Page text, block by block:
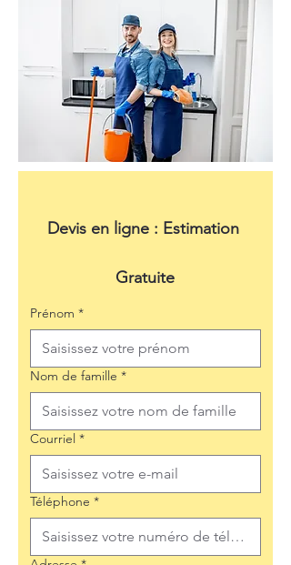
Devis en ligne : Estimation
Gratuite
Prénom *
Nom de famille *
Courriel *
Téléphone *